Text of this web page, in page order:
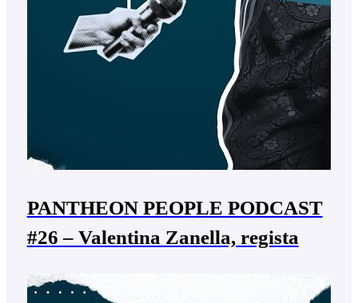
PANTHEON PEOPLE PODCAST
#26 – Valentina Zanella, regista